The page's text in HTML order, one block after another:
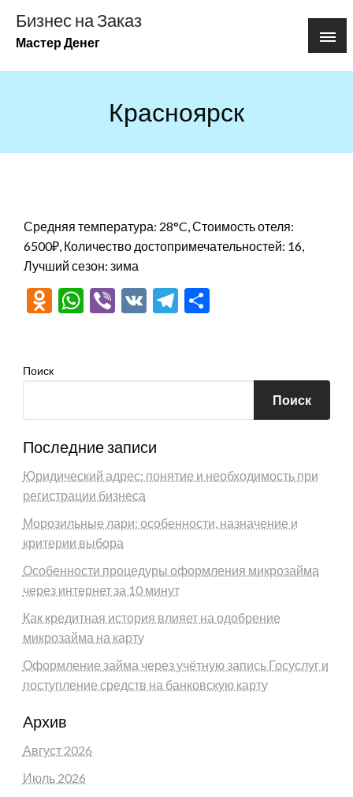
содержимому
Бизнес на Заказ
Мастер Денег
Красноярск
Средняя температура: 28°C, Стоимость отеля:
6500₽, Количество достопримечательностей: 16,
Лучший сезон: зима
Odnoklassniki
WhatsApp
Viber
VK Telegram
Поиск
Поиск
Последние записи
Юридический адрес: понятие и необходимость при
регистрации бизнеса
Морозильные лари: особенности, назначение и
критерии выбора
Особенности процедуры оформления микрозайма
через интернет за 10 минут
Как кредитная история влияет на одобрение
микрозайма на карту
Оформление займа через учётную запись Госуслуг и
поступление средств на банковскую карту
Архив
Август 2026
Июль 2026